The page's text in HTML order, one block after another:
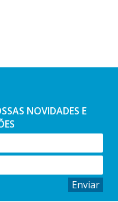
NOVIDADES E
Enviar